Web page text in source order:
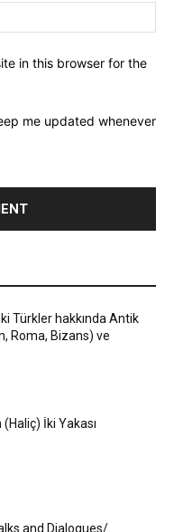
in this browser for the
me updated whenever
Türkler hakkında Antik
Roma, Bizans) ve
(Haliç) İki Yakası
and Dialogues/